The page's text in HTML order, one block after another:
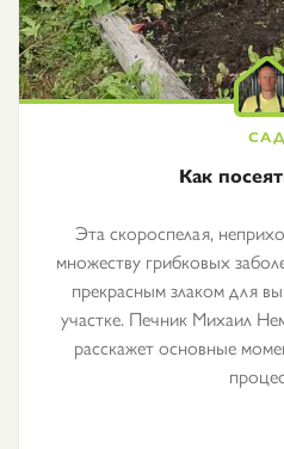
Как
Эта скороспелая,
множеству грибковых
прекрасным злаком для
участке. Печник Михаил
расскажет основные